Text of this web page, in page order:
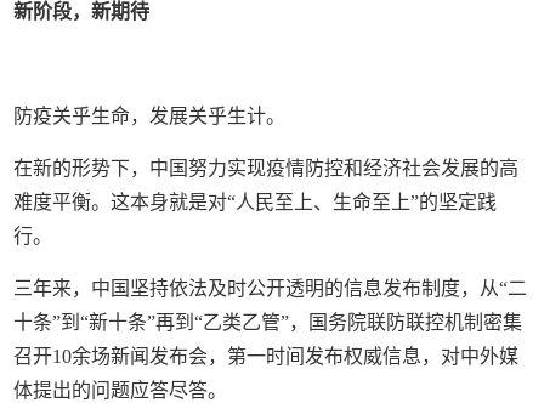
新阶段，新期待
防疫关乎生命，发展关乎生计。
在新的形势下，中国努力实现疫情防控和经济社会发展的高
难度平衡。这本身就是对“人民至上、生命至上”的坚定践
行。
三年来，中国坚持依法及时公开透明的信息发布制度，从“二
十条”到“新十条”再到“乙类乙管”，国务院联防联控机制密集
召开10余场新闻发布会，第一时间发布权威信息，对中外媒
体提出的问题应答尽答。